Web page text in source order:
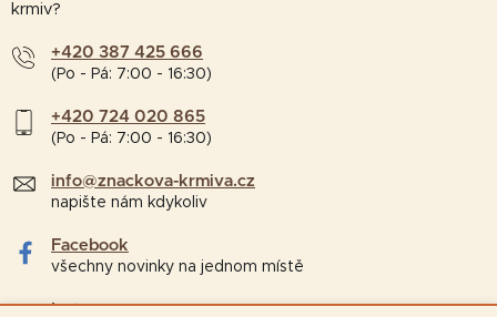
krmiv?
+420 387 425 666
(Po - Pá: 7:00 - 16:30)
+420 724 020 865
(Po - Pá: 7:00 - 16:30)
info@znackova-krmiva.cz
napište nám kdykoliv
Facebook
všechny novinky na jednom místě
Instagram